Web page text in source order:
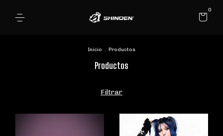
0
Inicio . Productos
Productos
Filtrar